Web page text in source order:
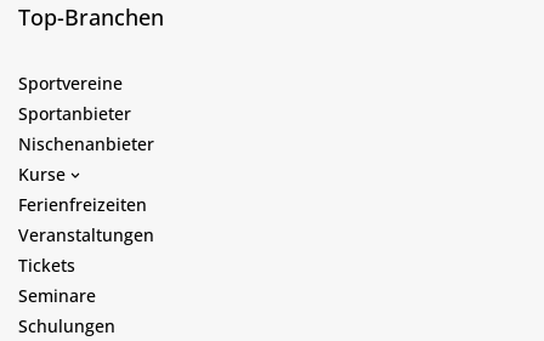
Top-Branchen
Sportvereine
Sportanbieter
Nischenanbieter
Kurse
Ferienfreizeiten
Veranstaltungen
Tickets
Seminare
Schulungen